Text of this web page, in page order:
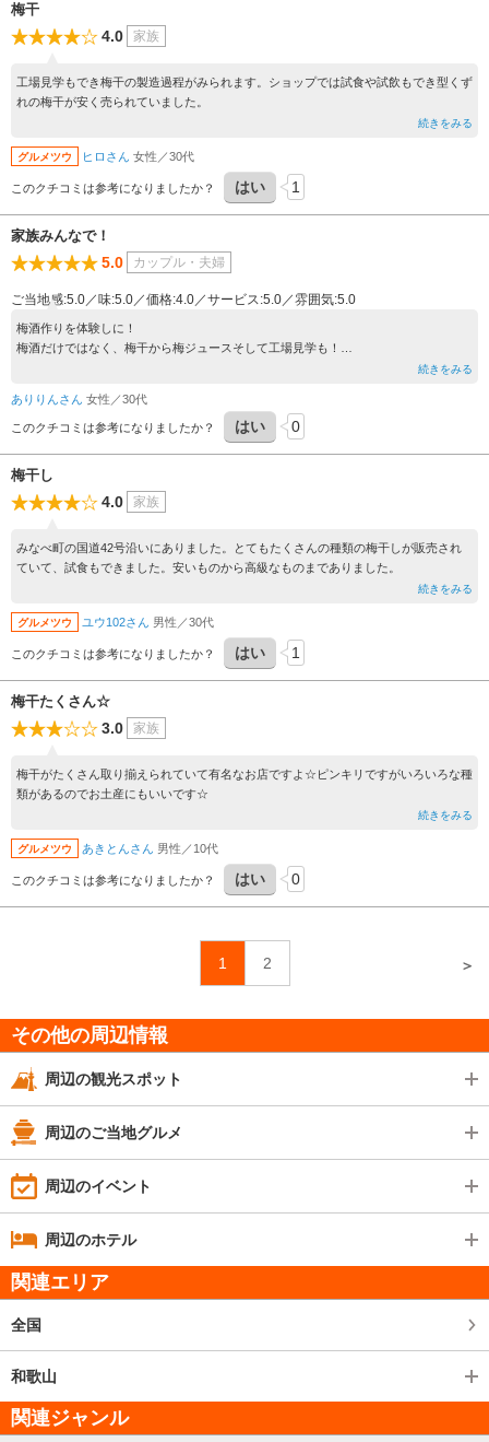
梅干
4.0 家族
工場見学もでき梅干の製造過程がみられます。ショップでは試食や試飲もでき型くず
れの梅干が安く売られていました。
続きをみる
グルメツウ ヒロさん 女性／30代
このクチコミは参考になりましたか？ はい 1
家族みんなで！
5.0 カップル・夫婦
ご当地感:5.0／味:5.0／価格:4.0／サービス:5.0／雰囲気:5.0
梅酒作りを体験しに！
梅酒だけではなく、梅干から梅ジュースそして工場見学も！
続きをみる
ありりんさん 女性／30代
このクチコミは参考になりましたか？ はい 0
梅干し
4.0 家族
みなべ町の国道42号沿いにありました。とてもたくさんの種類の梅干しが販売され
ていて、試食もできました。安いものから高級なものまでありました。
続きをみる
グルメツウ ユウ102さん 男性／30代
このクチコミは参考になりましたか？ はい 1
梅干たくさん☆
3.0 家族
梅干がたくさん取り揃えられていて有名なお店ですよ☆ピンキリですがいろいろな種
類があるのでお土産にもいいです☆
続きをみる
グルメツウ あきとんさん 男性／10代
このクチコミは参考になりましたか？ はい 0
1 2 ＞
その他の周辺情報
周辺の観光スポット
周辺のご当地グルメ
周辺のイベント
周辺のホテル
関連エリア
全国
和歌山
関連ジャンル